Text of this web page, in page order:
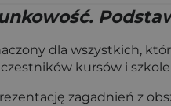
dla wszystkich,
kursów i
zagadnień z